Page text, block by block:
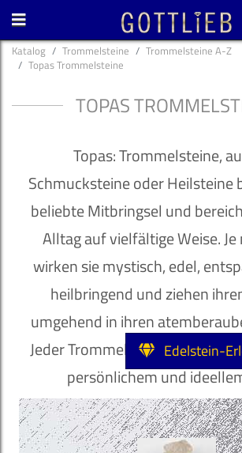
Edelstein-
Katalog Trommelsteine
Trommelsteine A-Z
Topas Trommelsteine
TOPAS
Topas: Trommelsteine,
Schmucksteine oder Heilsteine
beliebte Mitbringsel und
Alltag auf vielfältige Weise.
wirken sie mystisch, edel,
heilbringend und ziehen
umgehend in ihren
Jeder Trommelstein ist ein
persönlichem und